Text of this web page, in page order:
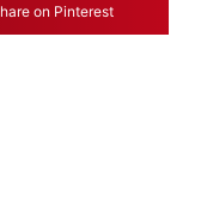
on Pinterest